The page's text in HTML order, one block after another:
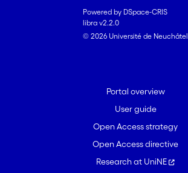
Powered by DSpace-CRIS
libra v2.2.0
© 2026 Université de Neuchâtel
Portal overview
User guide
Open Access strategy
Open Access directive
Research at UniNE